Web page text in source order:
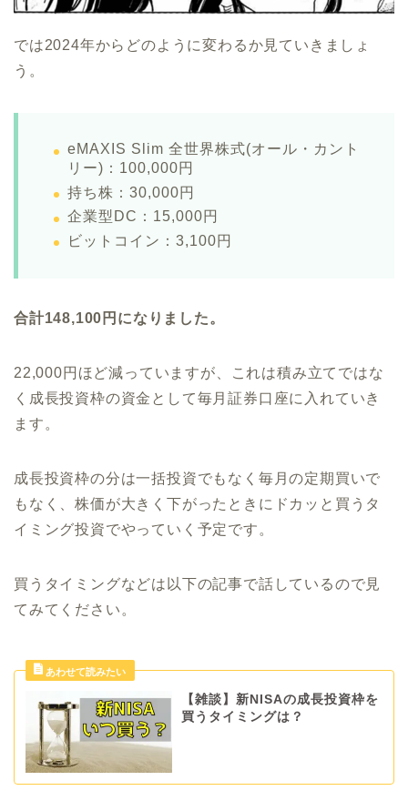
では2024年からどのように変わるか見ていきましょ
う。
eMAXIS Slim 全世界株式(オール・カント
リー)：100,000円
持ち株：30,000円
企業型DC：15,000円
ビットコイン：3,100円
合計148,100円になりました。
22,000円ほど減っていますが、これは積み立てではな
く成長投資枠の資金として毎月証券口座に入れていき
ます。
成長投資枠の分は一括投資でもなく毎月の定期買いで
もなく、株価が大きく下がったときにドカッと買うタ
イミング投資でやっていく予定です。
買うタイミングなどは以下の記事で話しているので見
てみてください。
【雑談】新NISAの成長投資枠を
買うタイミングは？